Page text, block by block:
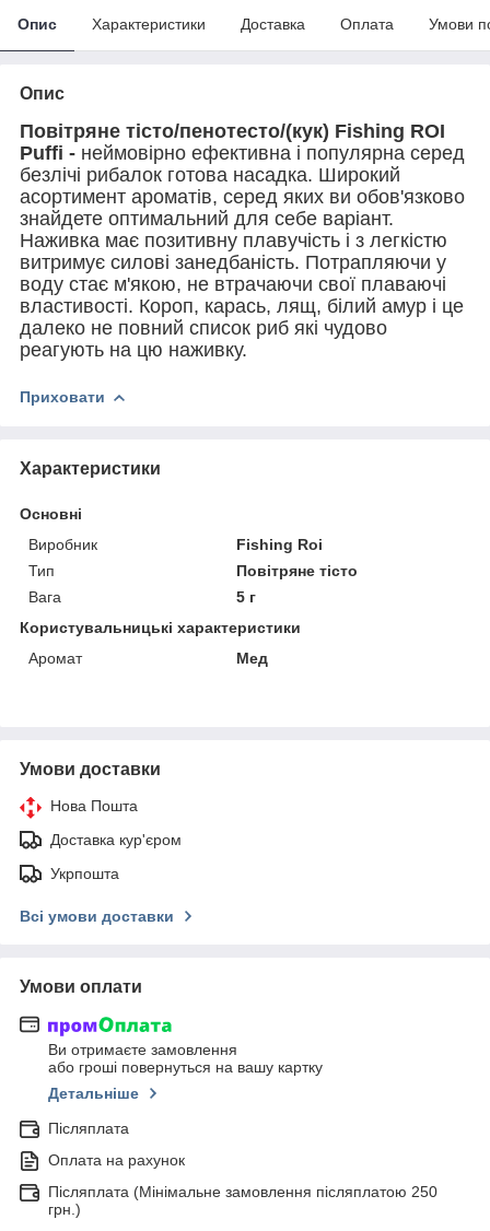
Опис Характеристики Доставка Оплата Умови
Опис
Повітряне тісто/пенотесто/(кук) Fishing ROI
Puffi - неймовірно ефективна і популярна серед
безлічі рибалок готова насадка. Широкий
асортимент ароматів, серед яких ви обов'язково
знайдете оптимальний для себе варіант.
Наживка має позитивну плавучість і з легкістю
витримує силові занедбаність. Потрапляючи у
воду стає м'якою, не втрачаючи свої плаваючі
властивості. Короп, карась, лящ, білий амур і це
далеко не повний список риб які чудово
реагують на цю наживку.
Приховати
Характеристики
Основні
Виробник
Fishing Roi
Тип
Повітряне тісто
Вага
5 г
Користувальницькі характеристики
Аромат
Мед
Умови доставки
Нова Пошта
Доставка кур'єром
Укрпошта
Всі умови доставки
Умови оплати
Ви отримаєте замовлення
або гроші повернуться на вашу картку
Детальніше
Післяплата
Оплата на рахунок
Післяплата (Мінімальне замовлення післяплатою 250
грн.)